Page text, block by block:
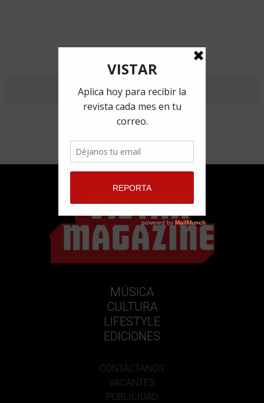
ANTERIORES
MÚSICA
CULTURA
LIFESTYLE
EDICIONES
CONTÁCTANOS
VACANTES
PUBLICIDAD